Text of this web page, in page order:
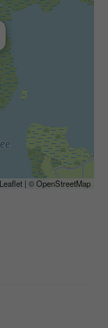
Leaflet | ©OpenStreetMap